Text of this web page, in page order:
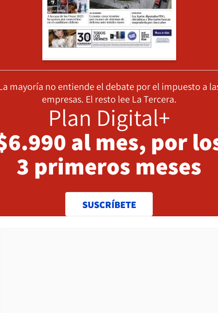
mayoría no entiende el debate por el impuesto a
empresas. El resto lee La Tercera.
Plan Digital+
al mes, por
3 primeros meses
SUSCRÍBETE